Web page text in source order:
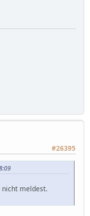
#26395
nicht meldest.